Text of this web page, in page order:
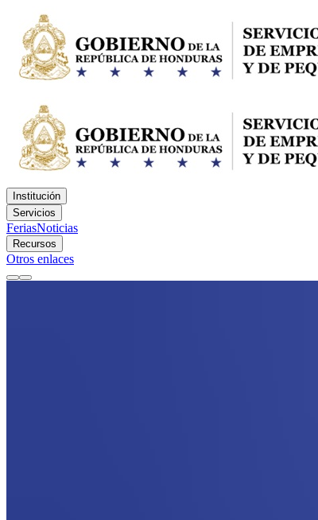
Institución
Servicios
FeriasNoticias
Recursos
Otros enlaces